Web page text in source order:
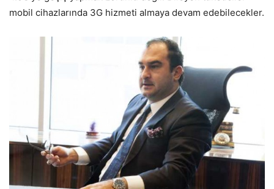
mobil cihazlarında 3G hizmeti almaya devam edebilecekler.